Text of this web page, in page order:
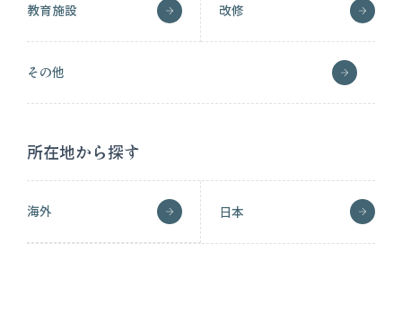
教育施設 改修
その他
所在地から探す
海外 日本